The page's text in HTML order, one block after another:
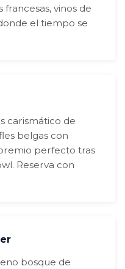
vinos de
el tiempo se
carismático de
belgas con
perfecto tras
Reserva con
bosque de